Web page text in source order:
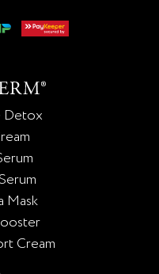
Detox
Mask
Cream